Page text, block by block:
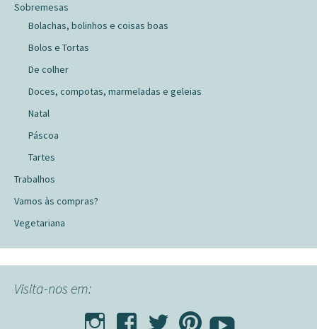
Sobremesas
Bolachas, bolinhos e coisas boas
Bolos e Tortas
De colher
Doces, compotas, marmeladas e geleias
Natal
Páscoa
Tartes
Trabalhos
Vamos às compras?
Vegetariana
Visita-nos em: